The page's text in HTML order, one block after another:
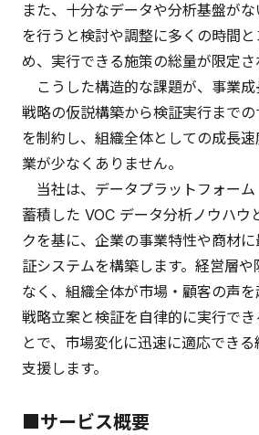
また、十分なデータや分析基盤が
を行うと検討や調整に多くの時間
め、実行できる施策の総量が限定さ
こうした構造的な課題が、事業
戦略の仮説構築から検証実行まで
を制約し、組織全体としての成長
業が少なくありません。
当社は、データプラットフォー
蓄積した VOC データ分析ノウハウ
クを基に、企業の事業特性や商材
証システムを構築します。経営層
なく、組織全体が市場・顧客の声
戦略立案と検証を自律的に実行で
とで、市場変化に迅速に適応でき
支援します。
■サービス概要